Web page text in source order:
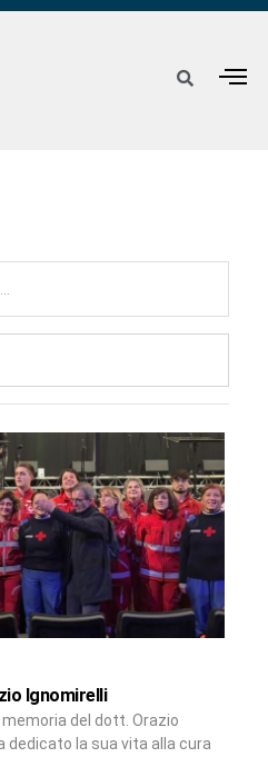
Ignomirelli
del dott. Orazio
dedicato la sua vita alla cura